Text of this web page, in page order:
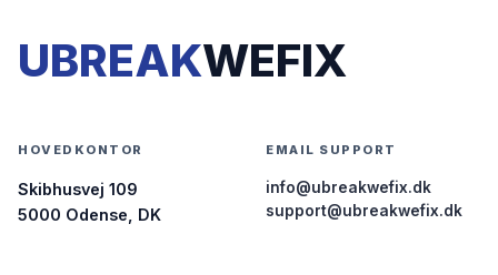
UBREAKWEFIX
HOVEDKONTOR
Skibhusvej 109
5000 Odense, DK
EMAIL SUPPORT
info@ubreakwefix.dk
support@ubreakwefix.dk